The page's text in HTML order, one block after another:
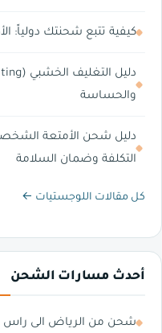
كيفية تتبع شحنتك دولياً:
والحساسة
دليل شحن الأمتعة
التكلفة وضمان السلامة
كل مقالات اللوجستيات ←
أحدث مسارات الشحن
شحن من الرياض الى راس